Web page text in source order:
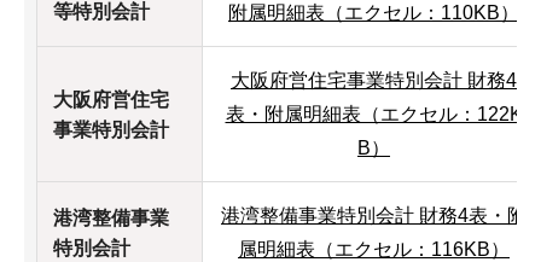
等特別会計
附属明細表（エクセル：110KB）
大阪府営住宅
事業特別会計
大阪府営住宅事業特別会計 財務4
表・附属明細表（エクセル：122K
B）
港湾整備事業
特別会計
港湾整備事業特別会計 財務4表・附
属明細表（エクセル：116KB）